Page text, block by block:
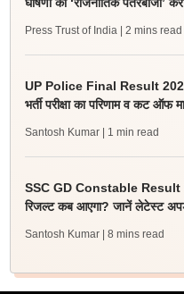
Press Trust of India | 2 mins read
UP Police Final Result 2026:
भर्ती परीक्षा का परिणाम व कट ऑफ
Santosh Kumar | 1 min read
SSC GD Constable Result
रिजल्ट कब आएगा? जानें लेटेस्ट
Santosh Kumar | 8 mins read